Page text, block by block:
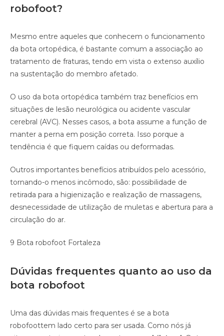
robofoot?
Mesmo entre aqueles que conhecem o funcionamento
da bota ortopédica, é bastante comum a associação ao
tratamento de fraturas, tendo em vista o extenso auxílio
na sustentação do membro afetado.
O uso da bota ortopédica também traz benefícios em
situações de lesão neurológica ou acidente vascular
cerebral (AVC). Nesses casos, a bota assume a função de
manter a perna em posição correta. Isso porque a
tendência é que fiquem caídas ou deformadas.
Outros importantes benefícios atribuídos pelo acessório,
tornando-o menos incômodo, são: possibilidade de
retirada para a higienização e realização de massagens,
desnecessidade de utilização de muletas e abertura para a
circulação do ar.
9 Bota robofoot Fortaleza
Dúvidas frequentes quanto ao uso da
bota robofoot
Uma das dúvidas mais frequentes é se a bota
robofoottem lado certo para ser usada. Como nós já